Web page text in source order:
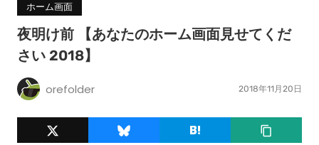
ホーム画面
夜明け前 【あなたのホーム画面見せてくだ
さい 2018】
orefolder 2018年11月20日